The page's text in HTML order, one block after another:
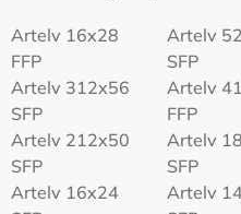
Artelv 16x28
FFP
Artelv
SFP
Artelv 312x56
SFP
Artelv
FFP
Artelv 212x50
SFP
Artelv
SFP
Artelv 16x24
Artelv